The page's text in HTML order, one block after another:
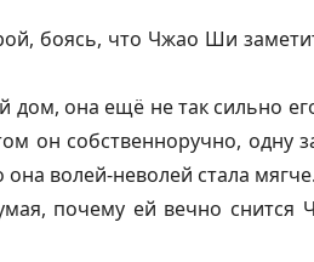
боясь, что Чжао Ши
дом, она ещё не так сильно
он собственноручно, одну
волей-неволей стала мягче.
почему ей вечно